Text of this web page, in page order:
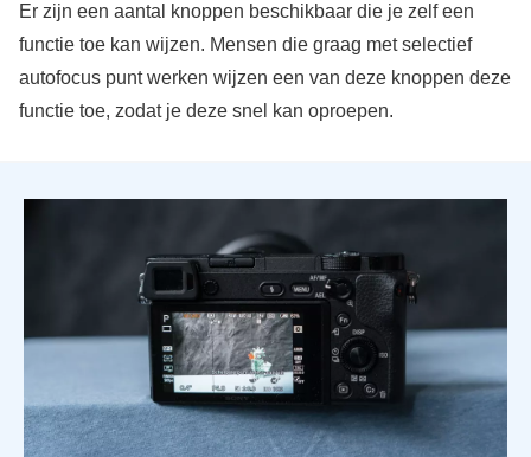
Er zijn een aantal knoppen beschikbaar die je zelf een
functie toe kan wijzen. Mensen die graag met selectief
autofocus punt werken wijzen een van deze knoppen deze
functie toe, zodat je deze snel kan oproepen.